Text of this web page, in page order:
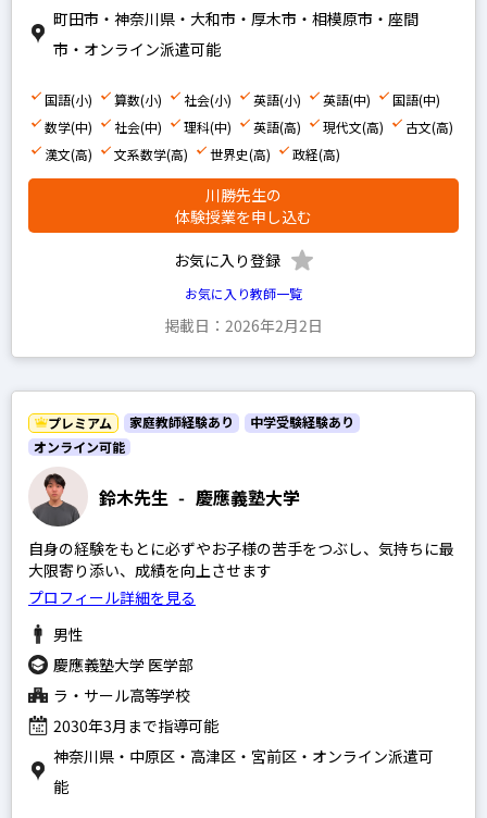
町田市・神奈川県・大和市・厚木市・相模原市・座間
市・オンライン派遣可能
国語(小) 算数(小) 社会(小) 英語(小) 英語(中)
国語(中)
数学(中)
社会(中) 理科(中) 英語(高) 現代文(高)
古文(高)
漢文(高)
文系数学(高) 世界史(高) 政経(高)
川勝先生の
体験授業を申し込む
お気に入り登録
お気に入り教師一覧
掲載日：2026年2月2日
鈴木先生 - 慶應義塾大学
プレミアム 家庭教師経験あり
中学受験経験あり
オンライン可能
自身の経験をもとに必ずやお子様の苦手をつぶし、気持ちに最
大限寄り添い、成績を向上させます
プロフィール詳細を見る
男性
慶應義塾大学 医学部
ラ・サール高等学校
2030年3月まで指導可能
神奈川県・中原区・高津区・宮前区・オンライン派遣可
能